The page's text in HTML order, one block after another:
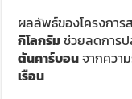
ผลลัพธ์ของโครงการ
กิโลกรัมช่วยลดการ
ตันคาร์บอนจากควา
เรือน